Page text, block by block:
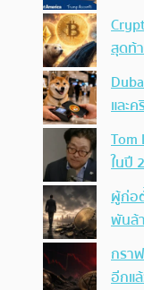
สุดท้
และ
Tom
ในปี
ผู้ก่อ
พันล้
กรา
อีกแ